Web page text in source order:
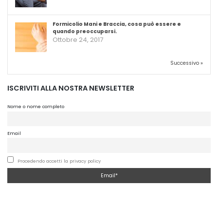
Formicolio Mani e Braccia, cosa può essere e
quando preoccuparsi.
Ottobre 24, 2017
Successivo »
ISCRIVITI ALLA NOSTRA NEWSLETTER
Nome o nome completo
Email
Procedendo accetti la privacy policy